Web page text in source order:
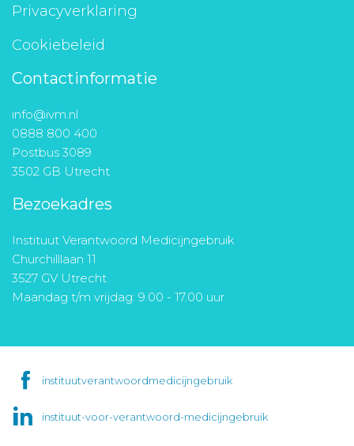
Privacyverklaring
Cookiebeleid
Contactinformatie
info@ivm.nl
0888 800 400
Postbus 3089
3502 GB Utrecht
Bezoekadres
Instituut Verantwoord Medicijngebruik
Churchilllaan 11
3527 GV Utrecht
Maandag t/m vrijdag: 9.00 - 17.00 uur
instituutverantwoordmedicijngebruik
instituut-voor-verantwoord-medicijngebruik